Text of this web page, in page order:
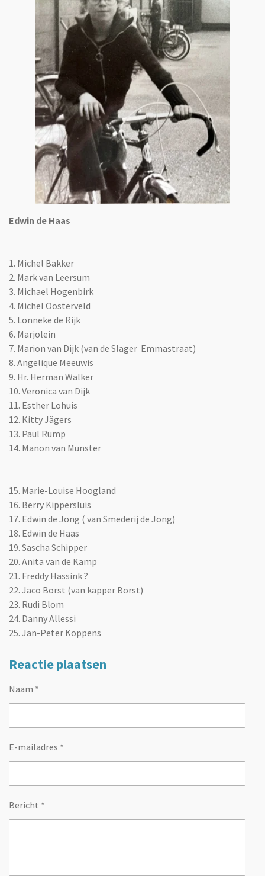
Edwin de Haas
1. Michel Bakker
2. Mark van Leersum
3. Michael Hogenbirk
4. Michel Oosterveld
5. Lonneke de Rijk
6. Marjolein
7. Marion van Dijk (van de Slager Emmastraat)
8. Angelique Meeuwis
9. Hr. Herman Walker
10. Veronica van Dijk
11. Esther Lohuis
12. KittyJägers
13. Paul Rump
14. Manon van Munster
15. Marie-Louise Hoogland
16. Berry Kippersluis
17. Edwin de Jong ( van Smederij de Jong)
18. Edwin de Haas
19. Sascha Schipper
20. Anita van de Kamp
21. Freddy Hassink ?
22. Jaco Borst (van kapper Borst)
23. Rudi Blom
24. Danny Allessi
25. Jan-Peter Koppens
Reactie plaatsen
Naam *
E-mailadres *
Bericht *